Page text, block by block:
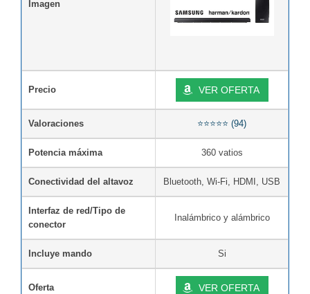
Imagen
Precio VER OFERTA
Valoraciones ⭐⭐⭐⭐⭐ (94)
Potencia máxima 360 vatios
Conectividad del altavoz Bluetooth, Wi-Fi, HDMI, USB
Interfaz de red/Tipo de
conector
Inalámbrico y alámbrico
Incluye mando Si
Oferta VER OFERTA